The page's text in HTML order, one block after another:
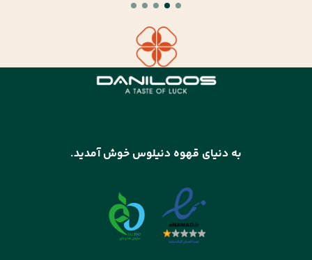
به دنیای قهوه دنیلوس خوش آمدید.